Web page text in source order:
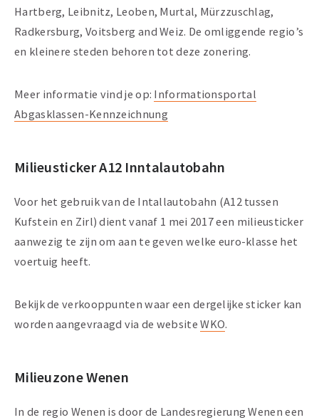
Hartberg, Leibnitz, Leoben, Murtal, Mürzzuschlag,
Radkersburg, Voitsberg and Weiz. De omliggende regio’s
en kleinere steden behoren tot deze zonering.
Meer informatie vind je op: Informationsportal
Abgasklassen-Kennzeichnung
Milieusticker A12 Inntalautobahn
Voor het gebruik van de Intallautobahn (A12 tussen
Kufstein en Zirl) dient vanaf 1 mei 2017 een milieusticker
aanwezig te zijn om aan te geven welke euro-klasse het
voertuig heeft.
Bekijk de verkooppunten waar een dergelijke sticker kan
worden aangevraagd via de websiteWKO.
Milieuzone Wenen
In de regio Wenen is door de Landesregierung Wenen een